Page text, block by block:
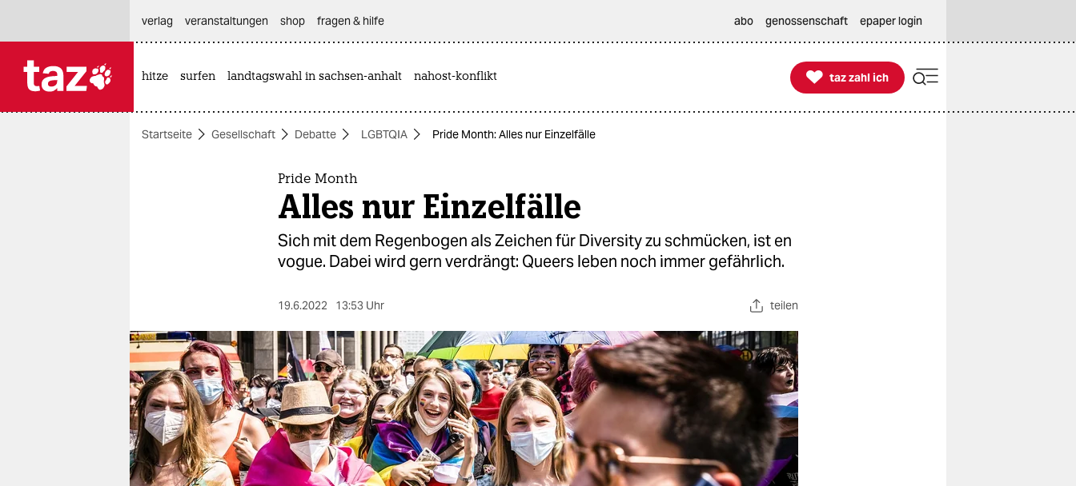
themen
berlin
nord
wahrheit
verlag
verlag
veranstaltungen shop fragen & hilfe abo genossenschaft epaper login
hitze surfen landtagswahl in sachsen-anhalt nahost-konflikt 
taz zahl ich
taz zahl ich
Startseite Gesellschaft Debatte LGBTQIA Pride Month: Alles nur Einzelfälle
Pride Month
Alles nur Einzelfälle
Sich mit dem Regenbogen als Zeichen für Diversity zu schmücken, ist en
vogue. Dabei wird gern verdrängt: Queers leben noch immer gefährlich.
19.6.2022 13:53 Uhr teilen